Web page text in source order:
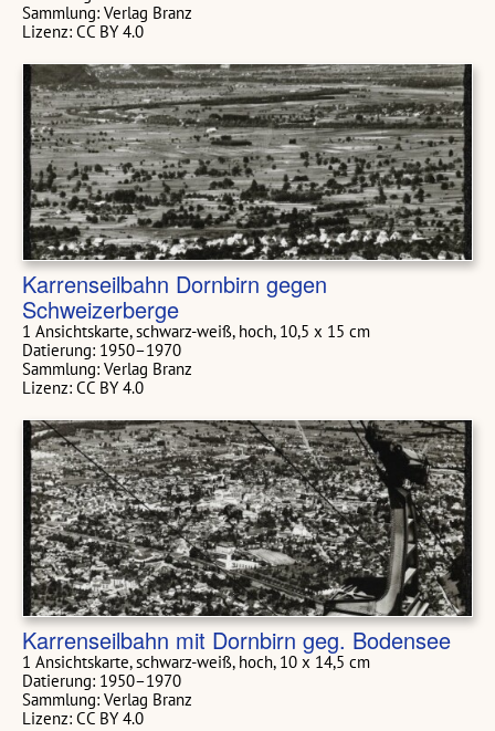
Sammlung: Verlag Branz
Lizenz: CC BY 4.0
Karrenseilbahn Dornbirn gegen
Schweizerberge
1 Ansichtskarte, schwarz-weiß, hoch, 10,5 x 15 cm
Datierung: 1950–1970
Sammlung: Verlag Branz
Lizenz: CC BY 4.0
Karrenseilbahn mit Dornbirn geg. Bodensee
1 Ansichtskarte, schwarz-weiß, hoch, 10 x 14,5 cm
Datierung: 1950–1970
Sammlung: Verlag Branz
Lizenz: CC BY 4.0